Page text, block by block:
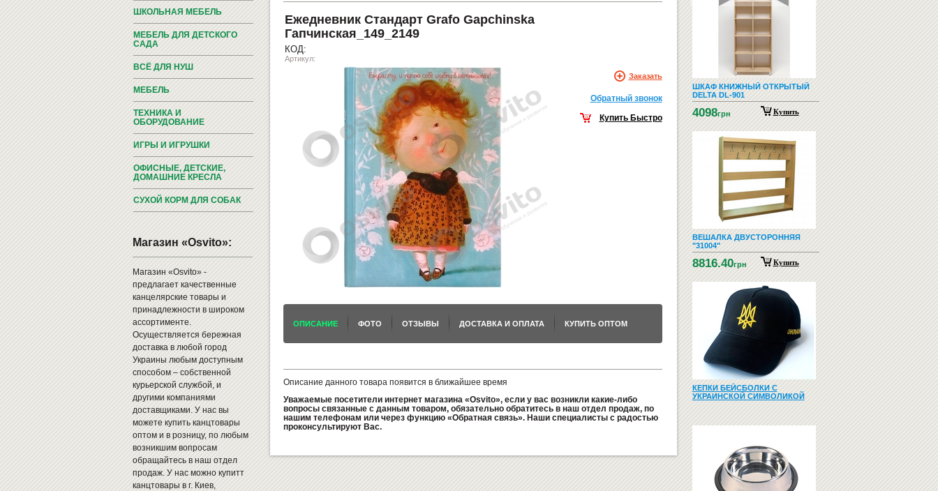
ШКОЛЬНАЯ МЕБЕЛЬ
МЕБЕЛЬ ДЛЯ ДЕТСКОГО
САДА
ВСЁ ДЛЯ НУШ
МЕБЕЛЬ
ТЕХНИКА И
ОБОРУДОВАНИЕ
ИГРЫ И ИГРУШКИ
ОФИСНЫЕ, ДЕТСКИЕ,
ДОМАШНИЕ КРЕСЛА
СУХОЙ КОРМ ДЛЯ СОБАК
Магазин «Osvito»:
Магазин «Osvito» -
предлагает качественные
канцелярские товары и
принадлежности в широком
ассортименте.
Осуществляется бережная
доставка в любой город
Украины любым доступным
способом – собственной
курьерской службой, и
другими компаниями
доставщиками. У нас вы
можете купить канцтовары
оптом и в розницу, по любым
возникшим вопросам
обращайтесь в наш отдел
продаж. У нас можно купитт
канцтовары в г. Киев,
Ежедневник Стандарт Grafo Gapchinska
Гапчинская_149_2149
КОД:
Артикул:
Заказать
Обратный звонок
Купить Быстро
ОПИСАНИЕ ФОТО ОТЗЫВЫ ДОСТАВКА И ОПЛАТА КУПИТЬ ОПТОМ
Описание данного товара появится в ближайшее время
Уважаемые посетители интернет магазина «Osvito», если у вас возникли какие-либо
вопросы связанные с данным товаром, обязательно обратитесь в наш отдел продаж, по
нашим телефонам или через функцию «Обратная связь». Наши специалисты с радостью
проконсультируют Вас.
ШКАФ КНИЖНЫЙ ОТКРЫТЫЙ
DELTA DL-901
4098грн Купить
ВЕШАЛКА ДВУСТОРОННЯЯ
"31004"
8816.40грн Купить
КЕПКИ БЕЙСБОЛКИ С
УКРАИНСКОЙ СИМВОЛИКОЙ